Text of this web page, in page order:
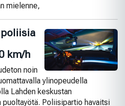
mielenne,
km/h
noin
ylinopeudella
Lahden keskustan
puoltayötä. Poliisipartio havaitsi